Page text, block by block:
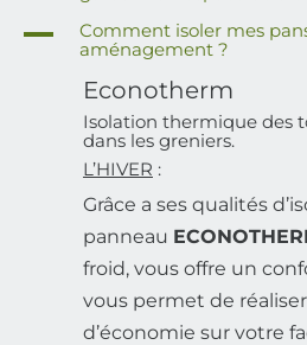
A
Comment isoler mes
aménagement ?
Econotherm
Isolation thermique des
dans les greniers.
L’HIVER :
Grâce a ses qualités
panneau
froid, vous offre un
vous permet de réaliser
d’économie sur votre